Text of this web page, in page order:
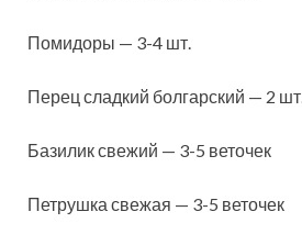
Помидоры — 3-4 шт.
Перец сладкий болгарский — 2 шт.
Базилик свежий — 3-5 веточек
Петрушка свежая — 3-5 веточек